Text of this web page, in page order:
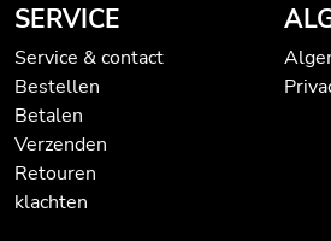
SERVICE
Service & contact
Bestellen
Betalen
Verzenden
Retouren
klachten